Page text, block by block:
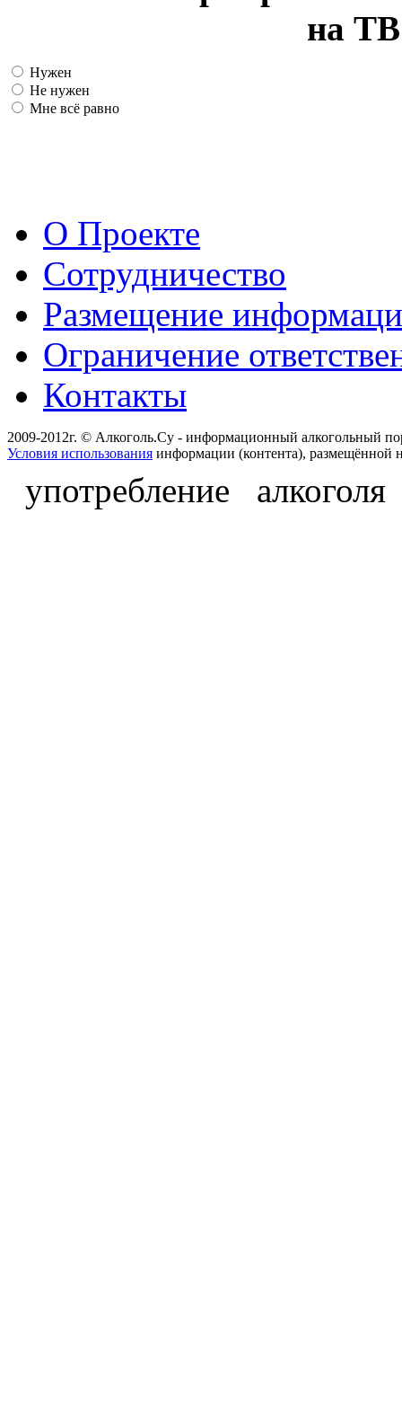
на ТВ
Нужен
Не нужен
Мне всё равно
О Проекте
Сотрудничество
Размещение
Ограничение
Контакты
2009-2012г. © Алкоголь.Су - информационный алкогольный
Условия использования информации (контента), размещённой
употребление